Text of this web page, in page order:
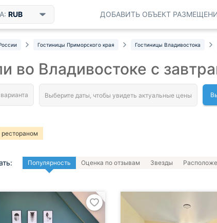
RUB ДОБАВИТЬ ОБЪЕКТ
Гостиницы Приморского края Гостиницы Владивостока
во Владивостоке с
Популярность Оценка по отзывам Звезды